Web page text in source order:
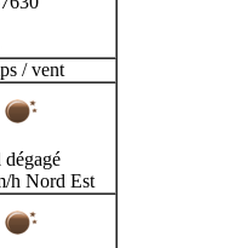
/ vent
dégagé
h Nord Est